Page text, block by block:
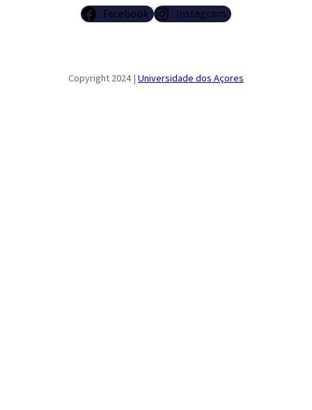
Facebook Instagram
Copyright 2024 | Universidade dos Açores